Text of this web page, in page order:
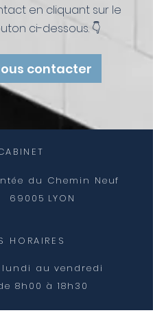
en cliquant sur le
ci-dessous. 👇
contacter
du Chemin Neuf
69005 LYON
HORAIRES
lundi au vendredi
8h00 à18h30